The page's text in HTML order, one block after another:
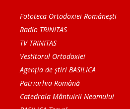
Fototeca Ortodoxiei Românești
Radio TRINITAS
TV TRINITAS
Vestitorul Ortodoxiei
Agenţia de ştiri BASILICA
Patriarhia Română
Catedrala Mântuirii Neamului